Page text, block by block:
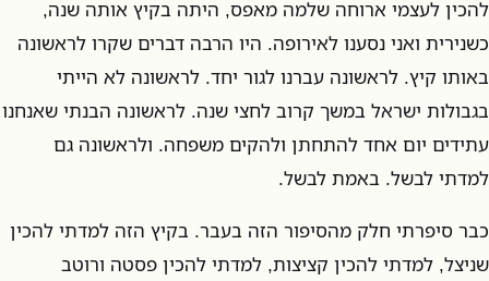
להכין לעצמי ארוחה שלמה מאפס, היתה בקיץ אותה שנה,
כשנירית ואני נסענו לאירופה. היו הרבה דברים שקרו לראשונה
באותו קיץ. לראשונה עברנו לגור יחד. לראשונה לא הייתי
בגבולות ישראל במשך קרוב לחצי שנה. לראשונה הבנתי שאנחנו
עתידים יום אחד להתחתן ולהקים משפחה. ולראשונה גם
למדתי לבשל. באמת לבשל.
כבר סיפרתי חלק מהסיפור הזה בעבר. בקיץ הזה למדתי להכין
שניצל, למדתי להכין קציצות, למדתי להכין פסטה ורוטב